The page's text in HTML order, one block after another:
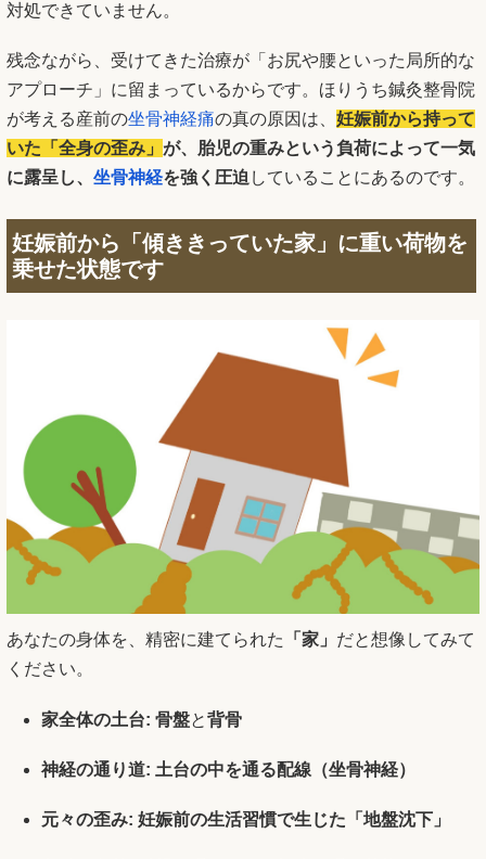
対処できていません。
残念ながら、受けてきた治療が「お尻や腰といった局所的な
アプローチ」に留まっているからです。ほりうち鍼灸整骨院
が考える産前の坐骨神経痛の真の原因は、 妊娠前から持って
いた「全身の歪み」 が、胎児の重みという負荷によって一気
に露呈し、 坐骨神経を強く圧迫 していることにあるのです。
妊娠前から「傾ききっていた家」に重い荷物を
乗せた状態です
あなたの身体を、精密に建てられた 「家」 だと想像してみて
ください。
家全体の土台: 骨盤と背骨
神経の通り道: 土台の中を通る配線（坐骨神経）
元々の歪み: 妊娠前の生活習慣で生じた「地盤沈下」